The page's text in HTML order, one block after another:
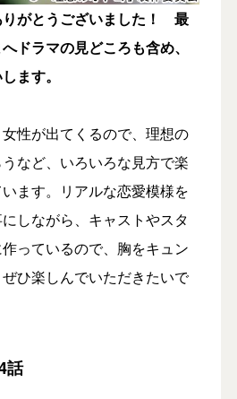
がとうございました！ 最
ドラマの見どころも含め、
ます。
女性が出てくるので、理想の
など、いろいろな見方で楽
ます。リアルな恋愛模様を
しながら、キャストやスタ
っているので、胸をキュン
ひ楽しんでいただきたいで
話